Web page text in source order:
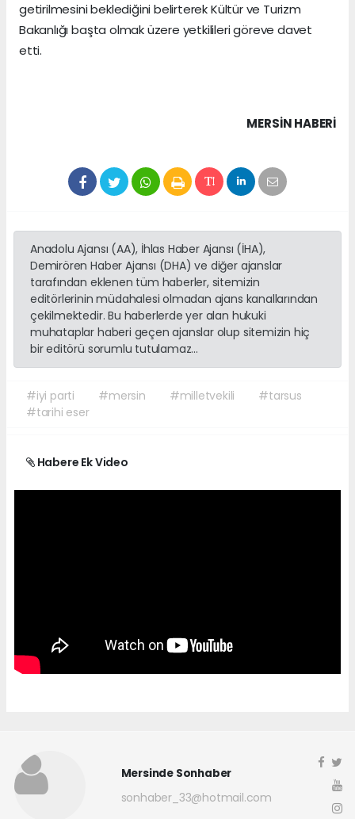
getirilmesini beklediğini belirterek Kültür ve Turizm
Bakanlığı başta olmak üzere yetkilileri göreve davet
etti.
MERSIN HABERİ
Anadolu Ajansı (AA), İhlas Haber Ajansı (İHA),
Demirören Haber Ajansı (DHA) ve diğer ajanslar
tarafından eklenen tüm haberler, sitemizin
editörlerinin müdahalesi olmadan ajans kanallarından
çekilmektedir. Bu haberlerde yer alan hukuki
muhataplar haberi geçen ajanslar olup sitemizin hiç
bir editörü sorumlu tutulamaz...
#iyi parti #mersin #milletvekili
#tarsus
#tarihi eser
Habere Ek Video
Mersinde Sonhaber
sonhaber_33@hotmail.com